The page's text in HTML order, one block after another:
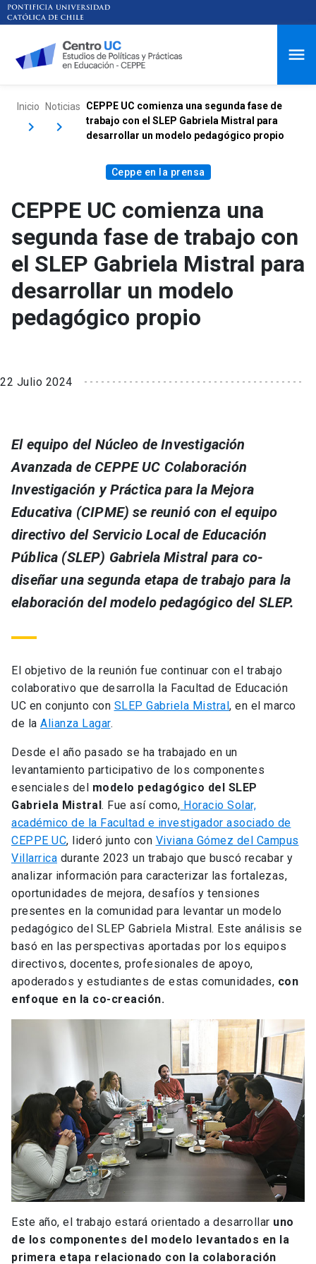
Inicio Noticias
CEPPE UC comienza una segunda fase de
trabajo con el SLEP Gabriela Mistral para
desarrollar un modelo pedagógico propio
Ceppe en la prensa
CEPPE UC comienza una
segunda fase de trabajo con
el SLEP Gabriela Mistral para
desarrollar un modelo
pedagógico propio
22 Julio 2024
El equipo del Núcleo de Investigación
Avanzada de CEPPE UC Colaboración
Investigación y Práctica para la Mejora
Educativa (CIPME) se reunió con el equipo
directivo del Servicio Local de Educación
Pública (SLEP) Gabriela Mistral para co-
diseñar una segunda etapa de trabajo para la
elaboración del modelo pedagógico del SLEP.
El objetivo de la reunión fue continuar con el trabajo
colaborativo que desarrolla la Facultad de Educación
UC en conjunto con SLEP Gabriela Mistral, en el marco
de la Alianza Lagar.
Desde el año pasado se ha trabajado en un
levantamiento participativo de los componentes
esenciales del modelo pedagógico del SLEP
Gabriela Mistral. Fue así como, Horacio Solar,
académico de la Facultad e investigador asociado de
CEPPE UC, lideró junto con Viviana Gómez del Campus
Villarrica durante 2023 un trabajo que buscó recabar y
analizar información para caracterizar las fortalezas,
oportunidades de mejora, desafíos y tensiones
presentes en la comunidad para levantar un modelo
pedagógico del SLEP Gabriela Mistral. Este análisis se
basó en las perspectivas aportadas por los equipos
directivos, docentes, profesionales de apoyo,
apoderados y estudiantes de estas comunidades, con
enfoque en la co-creación.
Este año, el trabajo estará orientado a desarrollar uno
de los componentes del modelo levantados en la
primera etapa relacionado con la colaboración